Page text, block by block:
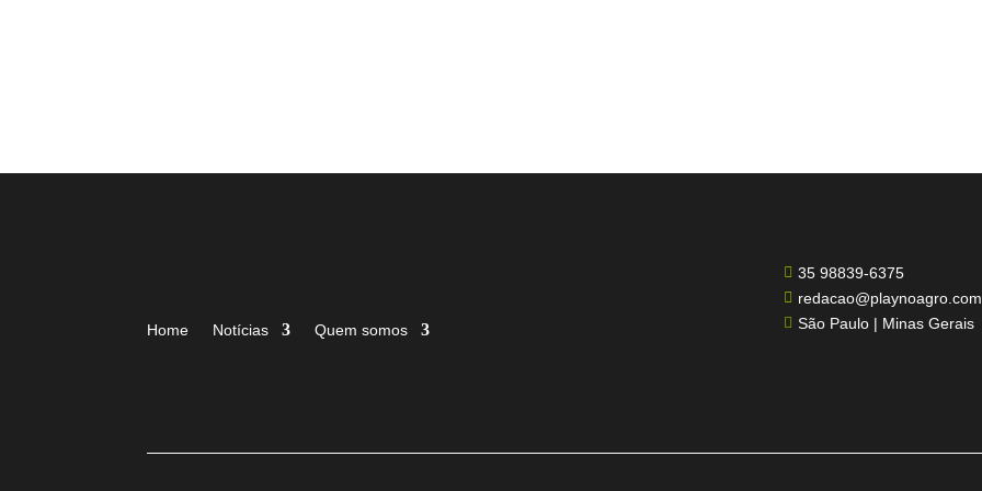
Home Notícias Quem somos
 35 98839-6375

 São Paulo | Minas Gerais